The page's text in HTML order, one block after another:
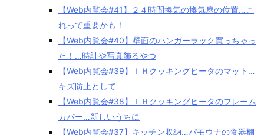
【Web内覧会#41】２４時間換気の換気扇の位置…こ
れって重要かも！
【Web内覧会#40】壁面のハンガーラック買っちゃっ
た！…時計や写真飾るやつ
【Web内覧会#39】ＩＨクッキングヒータのマット…
キズ防止として
【Web内覧会#38】ＩＨクッキングヒータのフレーム
カバー…新しいうちに
【Web内覧会#37】キッチン収納…パモウナの食器棚